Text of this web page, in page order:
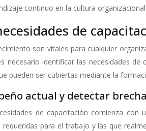
continuo en la cultura organizacional.
de
son vitales para cualquier
necesario identificar las necesidades
pueden ser cubiertas mediante la
actual y detectar
de capacitación comienza
para el trabajo y las que